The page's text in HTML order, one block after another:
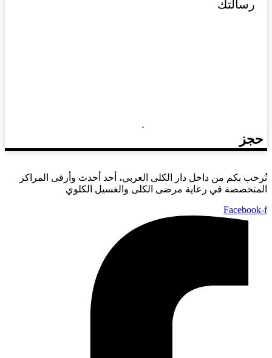
حجز
نُرحب بكم من داخل دار الكلى العربي، أحد أحدث وأرقى المراكز
المتخصصة في رعاية مرضى الكلى والغسيل الكلوي
Facebook-f